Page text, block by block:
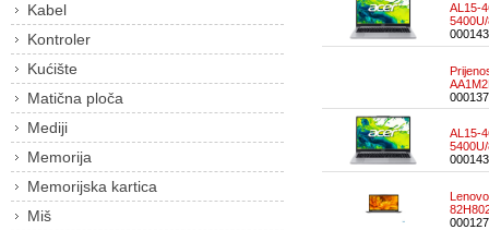
Kabel
Kontroler
Kućište
Matična ploča
Mediji
Memorija
Memorijska kartica
Miš
AL15-
AL15-